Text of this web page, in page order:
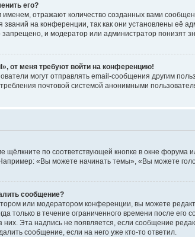
его?
отражают количество созданных вами
на конференции, так как они установлены её
и модератор или администратор понизят
от меня требуют войти на конференцию!
могут отправлять email-сообщения другим
почтовой системой анонимными
щёлкните по соответствующей кнопке в окне форума
«Вы можете начинать темы», «Вы можете
сообщение?
или модератором конференции, вы можете
только в течение ограниченного времени после
них. Эта надпись не появляется, если сообщение
сообщение, если на него уже кто-то ответил.